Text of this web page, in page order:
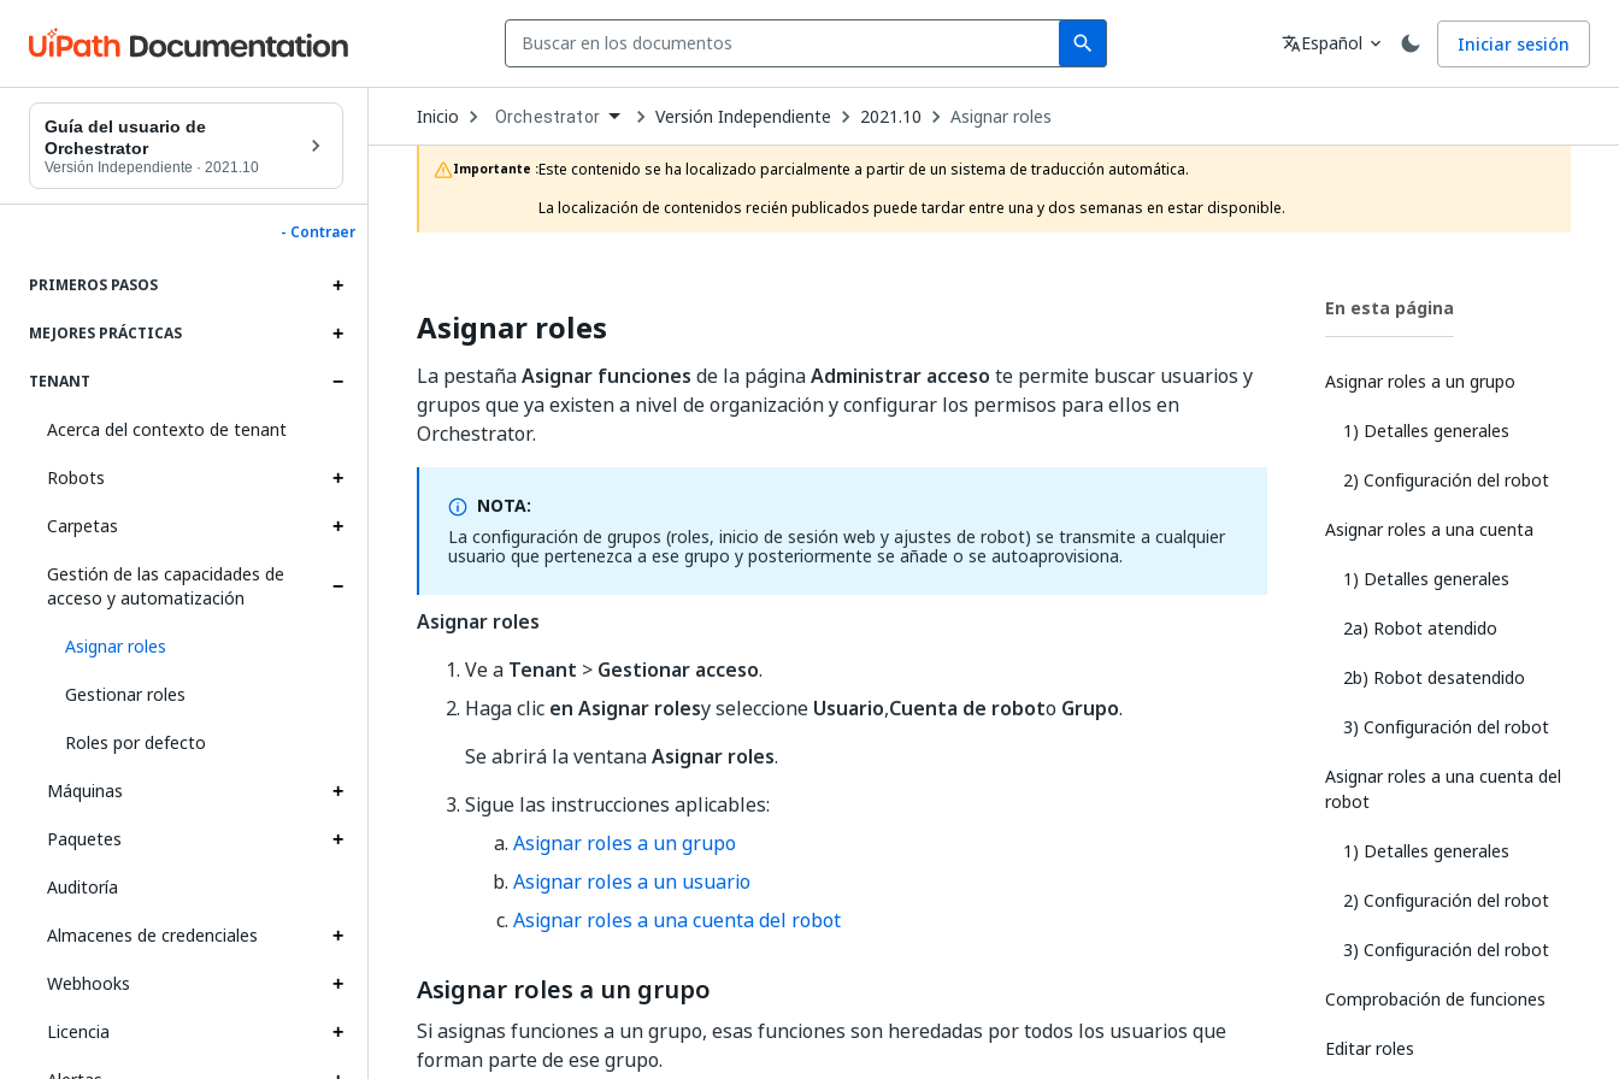
search
Search Idioma
translateEspañol expand_more Iniciar sesión
Guía del usuario de
Orchestrator
Versión Independiente · 2021.10
- Contraer
PRIMEROS PASOS
MEJORES PRÁCTICAS
TENANT
Acerca del contexto de tenant
Robots
Carpetas
Gestión de las capacidades de
acceso y automatización
Asignar roles
Gestionar roles
Roles por defecto
Máquinas
Paquetes
Auditoría
Almacenes de credenciales
Webhooks
Licencia
Inicio Open
Dropdown
to
choose
product
Orchestrator Versión Independiente 2021.10 Asignar roles
Importante :Este contenido se ha localizado parcialmente a partir de un sistema de traducción automática.
La localización de contenidos recién publicados puede tardar entre una y dos semanas en estar disponible.
Asignar roles
La pestañaAsignar funciones de la páginaAdministrar acceso te permite buscar usuarios y
grupos que ya existen a nivel de organización y configurar los permisos para ellos en
Orchestrator.
NOTA:
La configuración de grupos (roles, inicio de sesión web y ajustes de robot) se transmite a cualquier
usuario que pertenezca a ese grupo y posteriormente se añade o se autoaprovisiona.
Asignar roles
Ve a Tenant > Gestionar acceso.
Haga clic en Asignar rolesy seleccione Usuario,Cuenta de roboto Grupo.
Se abrirá la ventanaAsignar roles.
Sigue las instrucciones aplicables:
Asignar roles a un grupo
Asignar roles a un usuario
Asignar roles a una cuenta del robot
Asignar roles a un grupo
Si asignas funciones a un grupo, esas funciones son heredadas por todos los usuarios que
forman parte de ese grupo.
En esta página
Asignar roles a un grupo
1) Detalles generales
2) Configuración del robot
Asignar roles a una cuenta
1) Detalles generales
2a) Robot atendido
2b) Robot desatendido
3) Configuración del robot
Asignar roles a una cuenta del
robot
1) Detalles generales
2) Configuración del robot
3) Configuración del robot
Comprobación de funciones
Editar roles